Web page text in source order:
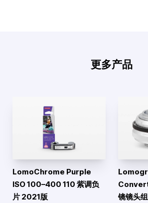
更多产品
LomoChrome Purple
ISO 100–400 110 紫调负
片 2021版
镜镜头